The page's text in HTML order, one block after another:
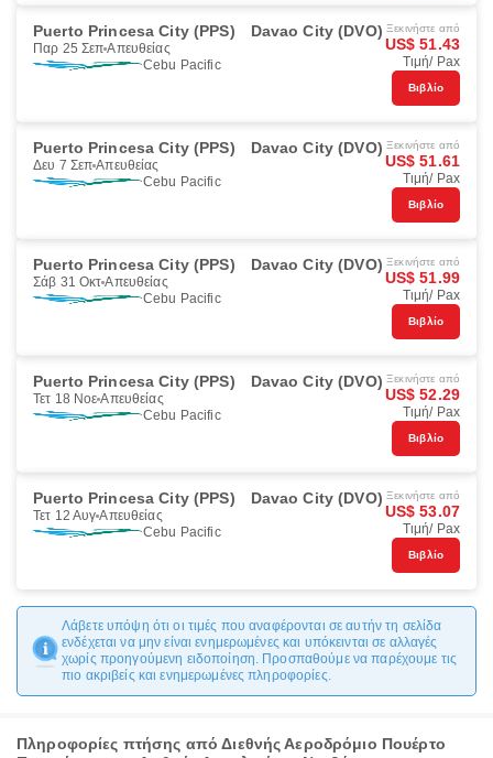
Puerto Princesa City (PPS) Davao City (DVO)
Παρ 25 Σεπ Απευθείας
Cebu Pacific
Ξεκινήστε από
US$ 51.43
Τιμή/ Pax
Βιβλίο
Puerto Princesa City (PPS) Davao City (DVO)
Δευ 7 Σεπ Απευθείας
Cebu Pacific
Ξεκινήστε από
US$ 51.61
Τιμή/ Pax
Βιβλίο
Puerto Princesa City (PPS) Davao City (DVO)
Σάβ 31 Οκτ Απευθείας
Cebu Pacific
Ξεκινήστε από
US$ 51.99
Τιμή/ Pax
Βιβλίο
Puerto Princesa City (PPS) Davao City (DVO)
Τετ 18 Νοε Απευθείας
Cebu Pacific
Ξεκινήστε από
US$ 52.29
Τιμή/ Pax
Βιβλίο
Puerto Princesa City (PPS) Davao City (DVO)
Τετ 12 Αυγ Απευθείας
Cebu Pacific
Ξεκινήστε από
US$ 53.07
Τιμή/ Pax
Βιβλίο
Λάβετε υπόψη ότι οι τιμές που αναφέρονται σε αυτήν τη σελίδα
ενδέχεται να μην είναι ενημερωμένες και υπόκεινται σε αλλαγές
χωρίς προηγούμενη ειδοποίηση. Προσπαθούμε να παρέχουμε τις
πιο ακριβείς και ενημερωμένες πληροφορίες.
Πληροφορίες πτήσης από Διεθνής Αεροδρόμιο Πουέρτο